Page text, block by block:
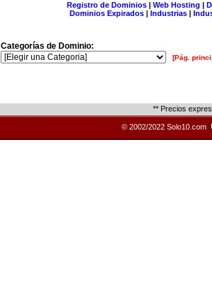
Registro de Dominios| Web Hosting |
Dominios Expirados | Industrias |
Categorías de Dominio:
[Pág.
** Precios
© 2002/2022 Solo10.com